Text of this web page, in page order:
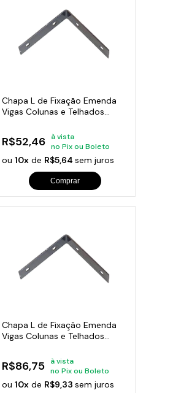
Chapa L de Fixação Emenda
Vigas Colunas e Telhados
R$52,46
à vista
no Pix ou Boleto
ou10x de R$5,64sem juros
Comprar
Chapa L de Fixação Emenda
Vigas Colunas e Telhados
R$86,75
à vista
no Pix ou Boleto
ou10x de R$9,33sem juros